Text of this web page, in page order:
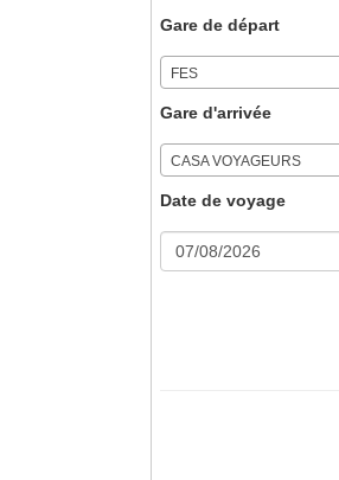
Gare de départ
FES
Gare d'arrivée
CASA VOYAGEURS
Date de voyage